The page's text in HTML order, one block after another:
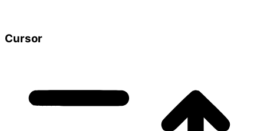
Cursor